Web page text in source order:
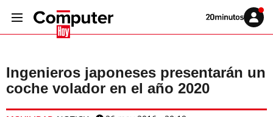
Volver
Iniciar
sesión
Ingenieros japoneses presentarán un
coche volador en el año 2020